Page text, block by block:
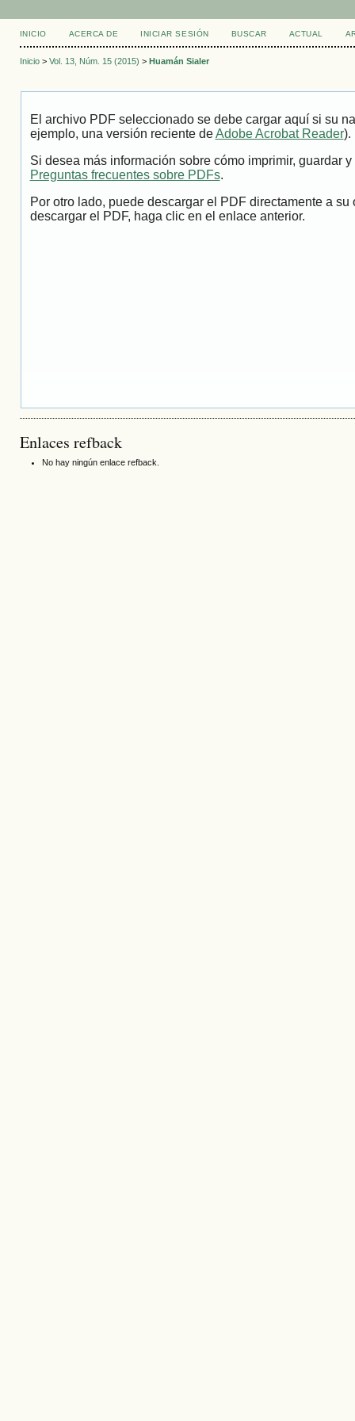
INICIO ACERCA DE INICIAR SESIÓN BUSCAR ACTUAL
Inicio> Vol. 13, Núm. 15 (2015) > Huamán Sialer
El archivo PDF seleccionado se debe cargar aquí si su
ejemplo, una versión reciente deAdobe Acrobat Reader).
Si desea más información sobre cómo imprimir, guardar
Preguntas frecuentes sobre PDFs.
Por otro lado, puede descargar el PDF directamente a
descargar el PDF, haga clic en el enlace anterior.
Enlaces refback
No hay ningún enlace refback.